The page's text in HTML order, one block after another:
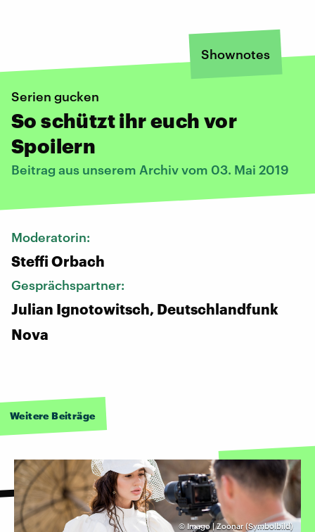
Shownotes
Serien gucken
So schützt ihr euch vor
Spoilern
Beitrag aus unserem Archiv vom 03. Mai 2019
Moderatorin:
Steffi Orbach
Gesprächspartner:
Julian Ignotowitsch, Deutschlandfunk
Nova
Weitere Beiträge
©Imago | Zoonar (Symbolbild)